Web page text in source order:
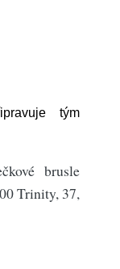
tým
brusle
Trinity, 37,